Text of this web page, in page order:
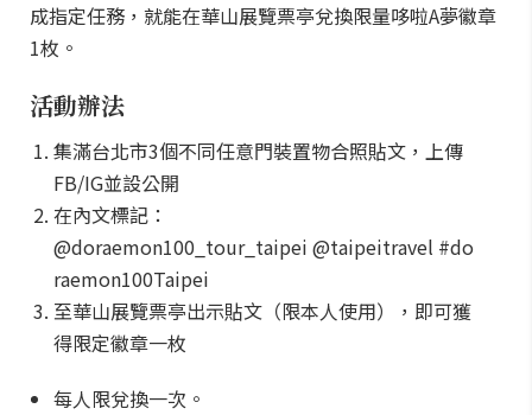
成指定任務，就能在華山展覽票亭兌換限量哆啦A夢徽章
1枚。
活動辦法
集滿台北市3個不同任意門裝置物合照貼文，上傳
FB/IG並設公開
在內文標記：
@doraemon100_tour_taipei @taipeitravel #do
raemon100Taipei
至華山展覽票亭出示貼文（限本人使用），即可獲
得限定徽章一枚
每人限兌換一次。